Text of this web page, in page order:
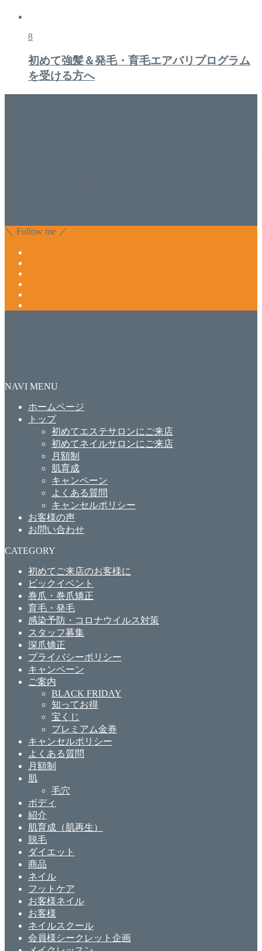
8
初めて強髪＆発毛・育毛エアバリプログラム
を受ける方へ
＼ Follow me ／
NAVI MENU
ホームページ
トップ
初めてエステサロンにご来店
初めてネイルサロンにご来店
月額制
肌育成
キャンペーン
よくある質問
キャンセルポリシー
お客様の声
お問い合わせ
CATEGORY
初めてご来店のお客様に
ビックイベント
巻爪・巻爪矯正
育毛・発毛
感染予防・コロナウイルス対策
スタッフ募集
深爪矯正
プライバシーポリシー
キャンペーン
ご案内
BLACK FRIDAY
知ってお得
宝くじ
プレミアム金券
キャンセルポリシー
よくある質問
月額制
肌
毛穴
ボディ
紹介
肌育成（肌再生）
脱毛
ダイエット
商品
ネイル
フットケア
お客様ネイル
お客様
ネイルスクール
会員様シークレット企画